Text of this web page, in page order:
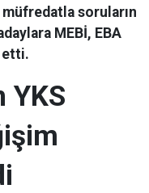
müfredatla soruların
MEBİ, EBA
etti.
YKS